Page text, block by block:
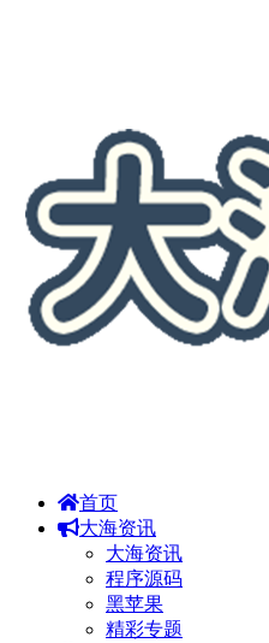
首页
大海资讯
大海资讯
程序源码
黑苹果
精彩专题